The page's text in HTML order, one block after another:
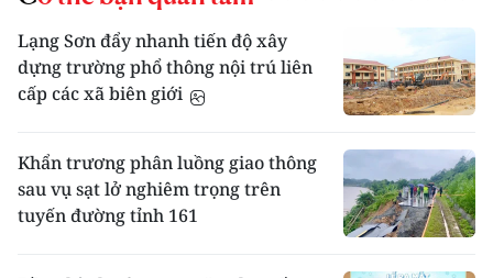
Lạng Sơn đẩy nhanh tiến độ xây
dựng trường phổ thông nội trú liên
cấp các xã biên giới
Khẩn trương phân luồng giao thông
sau vụ sạt lở nghiêm trọng trên
tuyến đường tỉnh 161